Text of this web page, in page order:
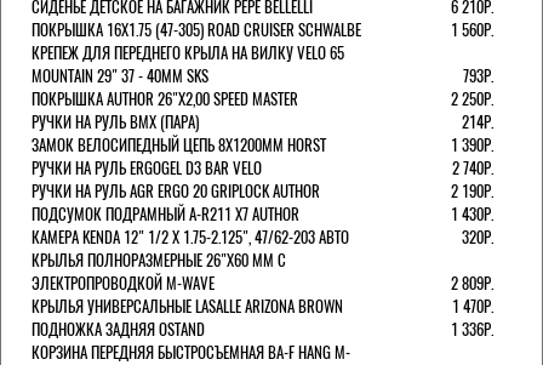
СИДЕНЬЕ ДЕТСКОЕ НА БАГАЖНИК PEPE BELLELLI
6 210Р.
ПОКРЫШКА 16X1.75 (47-305) ROAD CRUISER SCHWALBE
1 560Р.
КРЕПЕЖ ДЛЯ ПЕРЕДНЕГО КРЫЛА НА ВИЛКУ VELO 65
MOUNTAIN 29" 37 - 40ММ SKS
793Р.
ПОКРЫШКА AUTHOR 26"Х2,00 SPEED MASTER
2 250Р.
РУЧКИ НА РУЛЬ BMX (ПАРА)
214Р.
ЗАМОК ВЕЛОCИПЕДНЫЙ ЦЕПЬ 8Х1200ММ HORST
1 390Р.
РУЧКИ НА РУЛЬ ERGOGEL D3 BAR VELO
2 740Р.
РУЧКИ НА РУЛЬ AGR ERGO 20 GRIPLOCK AUTHOR
2 190Р.
ПОДСУМОК ПОДРАМНЫЙ A-R211 X7 AUTHOR
1 430Р.
КАМЕРА KENDA 12" 1/2 Х 1.75-2.125", 47/62-203 АВТО
320Р.
КРЫЛЬЯ ПОЛНОРАЗМЕРНЫЕ 26"Х60 ММ С
ЭЛЕКТРОПРОВОДКОЙ M-WAVE
2 809Р.
КРЫЛЬЯ УНИВЕРСАЛЬНЫЕ LASALLE ARIZONA BROWN
1 470Р.
ПОДНОЖКА ЗАДНЯЯ OSTAND
1 336Р.
КОРЗИНА ПЕРЕДНЯЯ БЫСТРОСЪЕМНАЯ BA-F HANG M-